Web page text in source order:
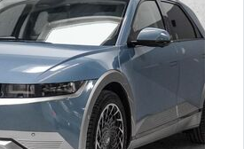
Datenschutzerklärung